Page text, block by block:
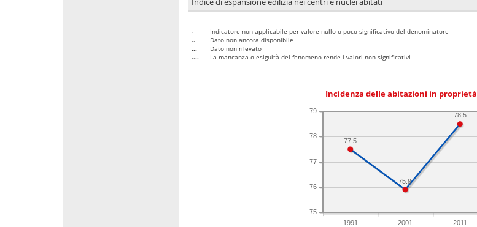
-
Indicatore non applicabile per valore nullo o poco significativo del denominatore
..
Dato non ancora disponibile
...
Dato non rilevato
....
La mancanza o esiguità del fenomeno rende i valori non significativi
Incidenza delle abitazioni in proprietà
1991 2001 2011
75
76
77
78
79
78.5
75.9
77.5